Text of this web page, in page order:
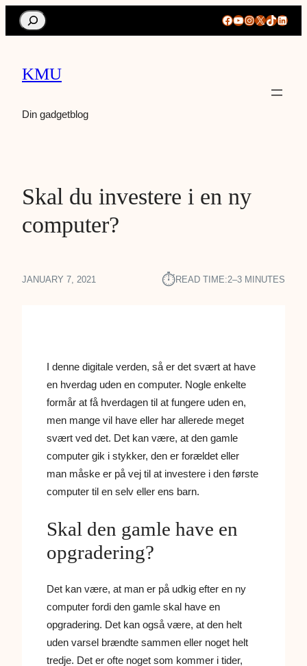
Search Facebook
YouTube
Instagram
X TikTok
KMU
Din gadgetblog
Skal du investere i en ny
computer?
JANUARY 7, 2021 ⏱︎READ TIME:2–3 MINUTES
I denne digitale verden, så er det svært at have
en hverdag uden en computer. Nogle enkelte
formår at få hverdagen til at fungere uden en,
men mange vil have eller har allerede meget
svært ved det. Det kan være, at den gamle
computer gik i stykker, den er forældet eller
man måske er på vej til at investere i den første
computer til en selv eller ens barn.
Skal den gamle have en
opgradering?
Det kan være, at man er på udkig efter en ny
computer fordi den gamle skal have en
opgradering. Det kan også være, at den helt
uden varsel brændte sammen eller noget helt
tredje. Det er ofte noget som kommer i tider,